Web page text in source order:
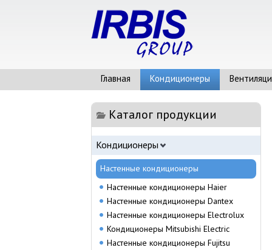
Главная Кондиционеры
Каталог продукции
Кондиционеры
Настенные кондиционеры
Настенные кондиционеры Haier
Настенные кондиционеры Dantex
Настенные кондиционеры Electrolux
Кондиционеры Mitsubishi Electric
Настенные кондиционеры Fujitsu